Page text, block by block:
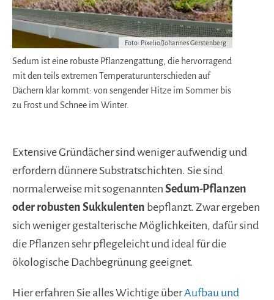
Sedum ist eine robuste Pflanzengattung, die hervorragend
mit den teils extremen Temperaturunterschieden auf
Dächern klar kommt: von sengender Hitze im Sommer bis
zu Frost und Schnee im Winter.
Foto: Pixelio/Johannes Gerstenberg
Extensive Gründächer sind weniger aufwendig und
erfordern dünnere Substratschichten. Sie sind
normalerweise mit sogenannten Sedum-Pflanzen
oder robusten Sukkulenten bepflanzt. Zwar ergeben
sich weniger gestalterische Möglichkeiten, dafür sind
die Pflanzen sehr pflegeleicht und ideal für die
ökologische Dachbegrünung geeignet.
Hier erfahren Sie alles Wichtige überAufbau und